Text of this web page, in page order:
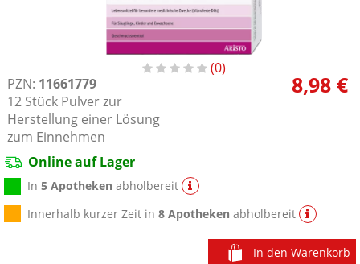
0
PZN: 11661779
12 Stück Pulver zur
Herstellung einer Lösung
zum Einnehmen
8,98 €
Online auf Lager
In5 Apotheken abholbereit
Innerhalb kurzer Zeit in8 Apotheken abholbereit
In den Warenkorb